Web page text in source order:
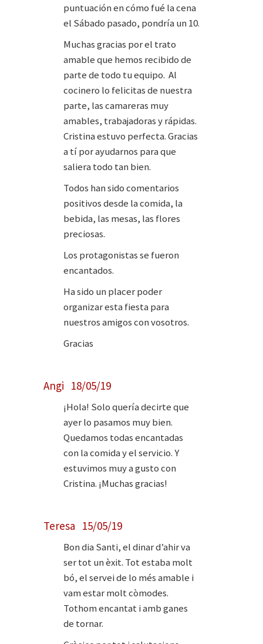
puntuación en cómo fué la cena
el Sábado pasado, pondría un 10.
Muchas gracias por el trato
amable que hemos recibido de
parte de todo tu equipo. Al
cocinero lo felicitas de nuestra
parte, las camareras muy
amables, trabajadoras y rápidas.
Cristina estuvo perfecta. Gracias
a tí por ayudarnos para que
saliera todo tan bien.
Todos han sido comentarios
positivos desde la comida, la
bebida, las mesas, las flores
preciosas.
Los protagonistas se fueron
encantados.
Ha sido un placer poder
organizar esta fiesta para
nuestros amigos con vosotros.
Gracias
Angi 18/05/19
¡Hola! Solo quería decirte que
ayer lo pasamos muy bien.
Quedamos todas encantadas
con la comida y el servicio. Y
estuvimos muy a gusto con
Cristina. ¡Muchas gracias!
Teresa 15/05/19
Bon dia Santi, el dinar d’ahir va
ser tot un èxit. Tot estaba molt
bó, el servei de lo més amable i
vam estar molt còmodes.
Tothom encantat i amb ganes
de tornar.